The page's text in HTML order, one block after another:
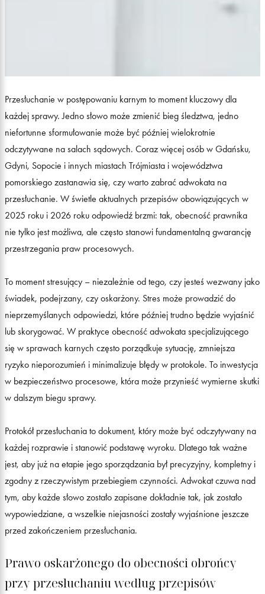
Przesłuchanie w postępowaniu karnym to moment kluczowy dla
każdej sprawy. Jedno słowo może zmienić bieg śledztwa, jedno
niefortunne sformułowanie może być później wielokrotnie
odczytywane na salach sądowych. Coraz więcej osób w Gdańsku,
Gdyni, Sopocie i innych miastach Trójmiasta i województwa
pomorskiego zastanawia się, czy warto zabrać adwokata na
przesłuchanie. W świetle aktualnych przepisów obowiązujących w
2025 roku i 2026 roku odpowiedź brzmi: tak, obecność prawnika
nie tylko jest możliwa, ale często stanowi fundamentalną gwarancję
przestrzegania praw procesowych.
To moment stresujący – niezależnie od tego, czy jesteś wezwany jako
świadek, podejrzany, czy oskarżony. Stres może prowadzić do
nieprzemyślanych odpowiedzi, które później trudno będzie wyjaśnić
lub skorygować. W praktyce obecność adwokata specjalizującego
się w sprawach karnych często porządkuje sytuację, zmniejsza
ryzyko nieporozumień i minimalizuje błędy w protokole. To inwestycja
w bezpieczeństwo procesowe, która może przynieść wymierne skutki
w dalszym biegu sprawy.
Protokół przesłuchania to dokument, który może być odczytywany na
każdej rozprawie i stanowić podstawę wyroku. Dlatego tak ważne
jest, aby już na etapie jego sporządzania był precyzyjny, kompletny i
zgodny z rzeczywistym przebiegiem czynności. Adwokat czuwa nad
tym, aby każde słowo zostało zapisane dokładnie tak, jak zostało
wypowiedziane, a wszelkie niejasności zostały wyjaśnione jeszcze
przed zakończeniem przesłuchania.
Prawo oskarżonego do obecności obrońcy
przy przesłuchaniu według przepisów